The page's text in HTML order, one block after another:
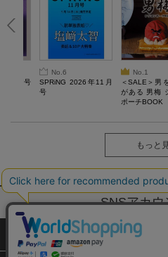
10月号
No.6
SPRiNG 2026年11月
号
No.1
＜SALE＞男
がある 男梅
ポーチBOOK
もっと
SNSアカウ
サイトマップ